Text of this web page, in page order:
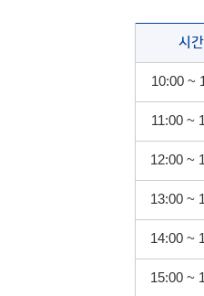
시간
10:00 ~
11:00 ~
12:00 ~
13:00 ~
14:00 ~
15:00 ~